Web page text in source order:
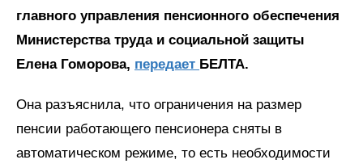
главного управления пенсионного обеспечения
Министерства труда и социальной защиты
Елена Гоморова, передает БЕЛТА.
Она разъяснила, что ограничения на размер
пенсии работающего пенсионера сняты в
автоматическом режиме, то есть необходимости